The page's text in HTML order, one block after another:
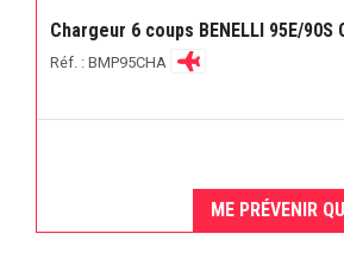
Chargeur 6 coups BENELLI 95E/90S
Réf. : BMP95CHA
ME PRÉVENIR